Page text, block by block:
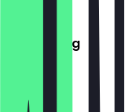
Donderdag
Zondag